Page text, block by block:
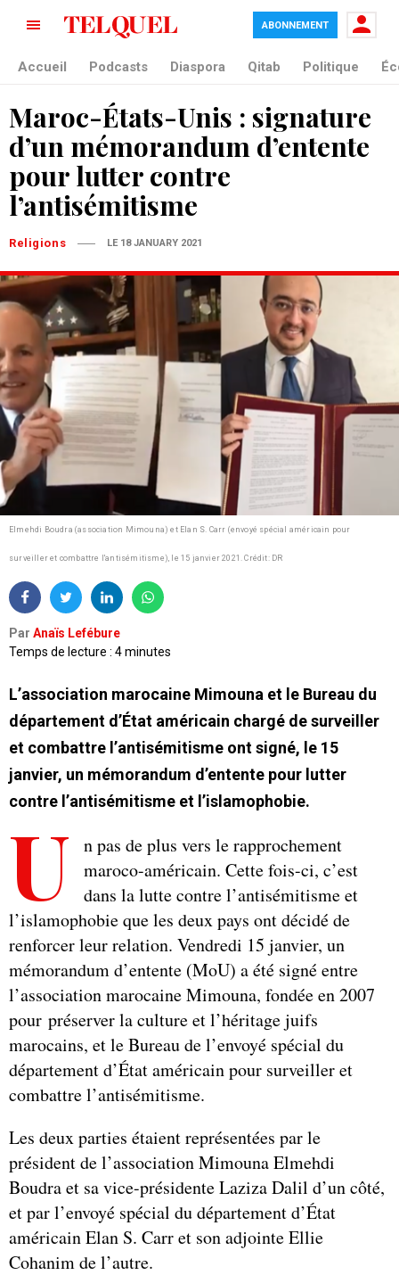
ABONNEMENT
Accueil Podcasts Diaspora Qitab Politique
Maroc-États-Unis : signature
d’un mémorandum d’entente
pour lutter contre
l’antisémitisme
Religions LE 18 JANUARY 2021
Elmehdi Boudra (association Mimouna) et Elan S. Carr (envoyé spécial américain pour
surveiller et combattre l'antisémitisme), le 15 janvier 2021.Crédit: DR
Par Anaïs Lefébure
Temps de lecture : 4 minutes
L’association marocaine Mimouna et le Bureau du
département d’État américain chargé de surveiller
et combattre l’antisémitisme ont signé, le 15
janvier, un mémorandum d’entente pour lutter
contre l’antisémitisme et l’islamophobie.
U
n pas de plus vers le rapprochement
maroco-américain. Cette fois-ci, c’est
dans la lutte contre l’antisémitisme et
l’islamophobie que les deux pays ont décidé de
renforcer leur relation. Vendredi 15 janvier, un
mémorandum d’entente (MoU) a été signé entre
l’association marocaine Mimouna, fondée en 2007
pour préserver la culture et l’héritage juifs
marocains, et le Bureau de l’envoyé spécial du
département d’État américain pour surveiller et
combattre l’antisémitisme.
Les deux parties étaient représentées par le
président de l’association Mimouna Elmehdi
Boudra et sa vice-présidente Laziza Dalil d’un côté,
et par l’envoyé spécial du département d’État
américain Elan S. Carr et son adjointe Ellie
Cohanim de l’autre.